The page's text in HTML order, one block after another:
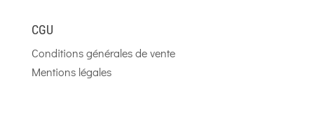
CGU
Conditions générales de vente
Mentions légales